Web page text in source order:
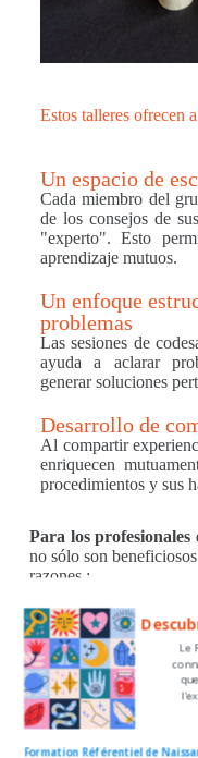
Estos talleres ofrecen
Un espacio de
Cada miembro del
de los consejos de
"experto". Esto
aprendizaje mutuos.
Un enfoque
problemas
Las sesiones de
ayuda a aclarar
generar soluciones
Desarrollo de
Al compartir
enriquecen
procedimientos y sus
Para los
no sólo son
razones :
crucial adaptarse y
Prevenir el
experiencias propias
profesionales
mantener la pasión
Reforzar la calidad
permite identificar y
que conduce a un
Le
Formation Référentiel de